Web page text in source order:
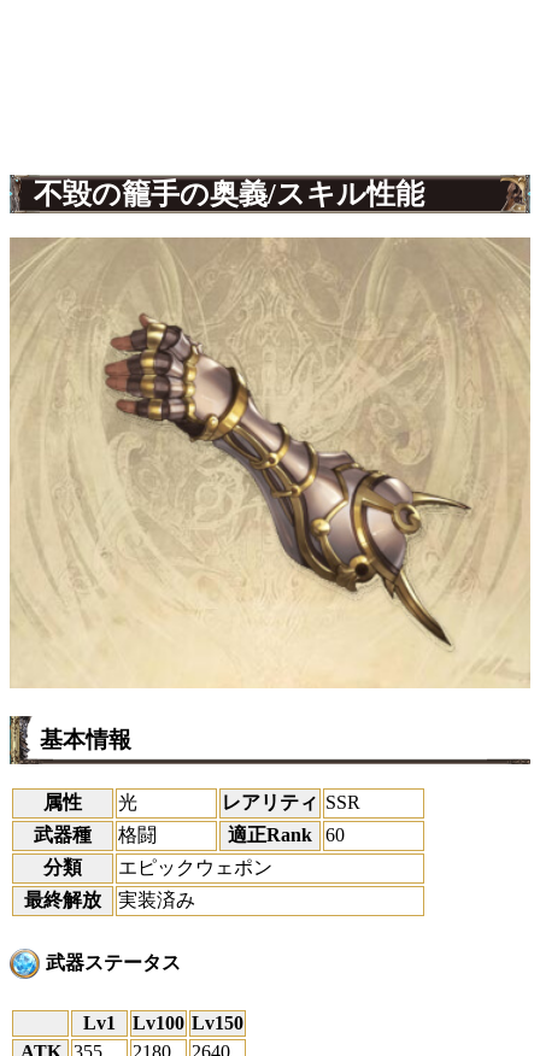
不毀の籠手の奥義/スキル性能
基本情報
属性 光 レアリティ SSR
武器種
格闘 適正Rank
60
分類
エピックウェポン
最終解放
実装済み
武器ステータス
Lv1 Lv100 Lv150
ATK
355 2180 2640